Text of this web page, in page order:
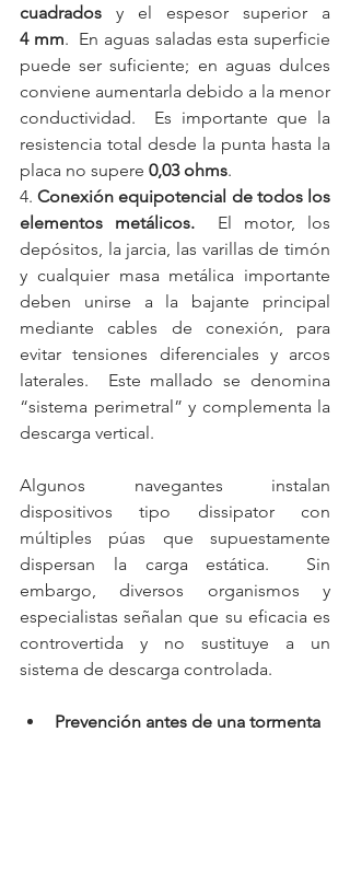
cuadrados
4 mm.  En aguas saladas esta superficie
puede ser suficiente; en aguas dulces
conviene aumentarla debido a la menor
conductividad.  Es importante que la
resistencia total desde la punta hasta la
placa no supere 0,03 ohms.
4. Conexión equipotencial de todos los
elementos metálicos. El motor, los
depósitos, la jarcia, las varillas de timón
y cualquier masa metálica importante
deben unirse a la bajante principal
mediante cables de conexión, para
evitar tensiones diferenciales y arcos
laterales.  Este mallado se denomina
“sistema perimetral” y complementa la
descarga vertical.
Algunos navegantes instalan
dispositivos tipo dissipator con
múltiples púas que supuestamente
dispersan la carga estática.  Sin
embargo, diversos organismos y
especialistas señalan que su eficacia es
controvertida y no sustituye a un
sistema de descarga controlada.
Prevención antes de una tormenta